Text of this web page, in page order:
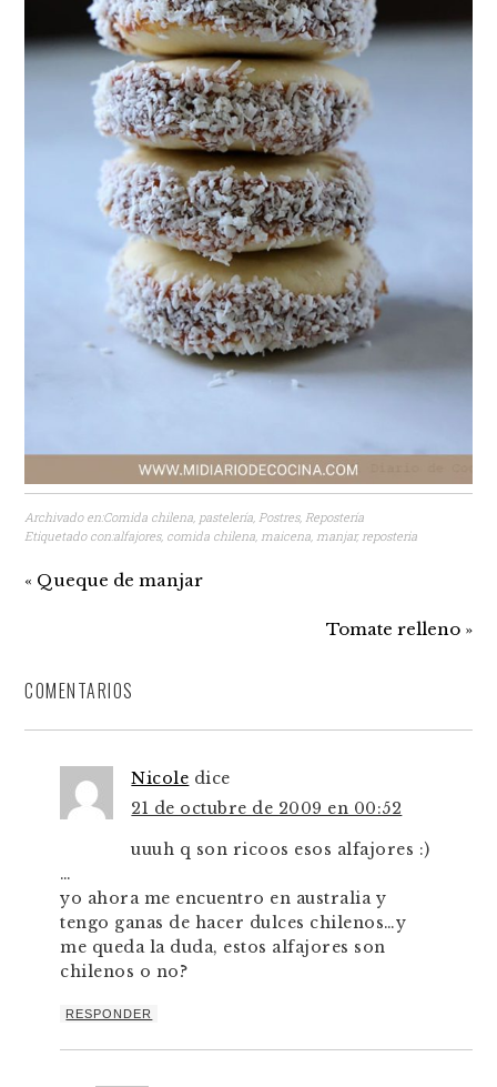
Archivado en:Comida chilena, pastelería,Postres,Repostería
Etiquetado con:alfajores, comida chilena,maicena,manjar,reposteria
« Queque de manjar
Tomate relleno »
COMENTARIOS
Nicole dice
21 de octubre de 2009 en 00:52
uuuh q son ricoos esos alfajores :)
…
yo ahora me encuentro en australia y
tengo ganas de hacer dulces chilenos…y
me queda la duda, estos alfajores son
chilenos o no?
RESPONDER